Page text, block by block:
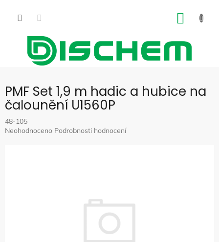
obsah
PMF Set 1,9 m hadic a hubice na
čalounění U1560P
48-105
Průměrné
Neohodnoceno Podrobnosti hodnocení